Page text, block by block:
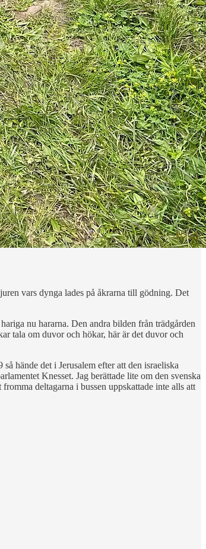
vars dynga lades på åkrarna till gödning. Det
nu hararna. Den andra bilden från trädgården
tala om duvor och hökar, här är det duvor och
hände det i Jerusalem efter att den israeliska
Knesset. Jag berättade lite om den svenska
deltagarna i bussen uppskattade inte alls att